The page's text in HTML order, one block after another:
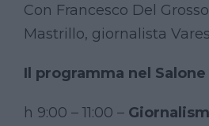
Con Francesco Del
Mastrillo, giornalista
Il programma nel
h 9:00 – 11:00 –